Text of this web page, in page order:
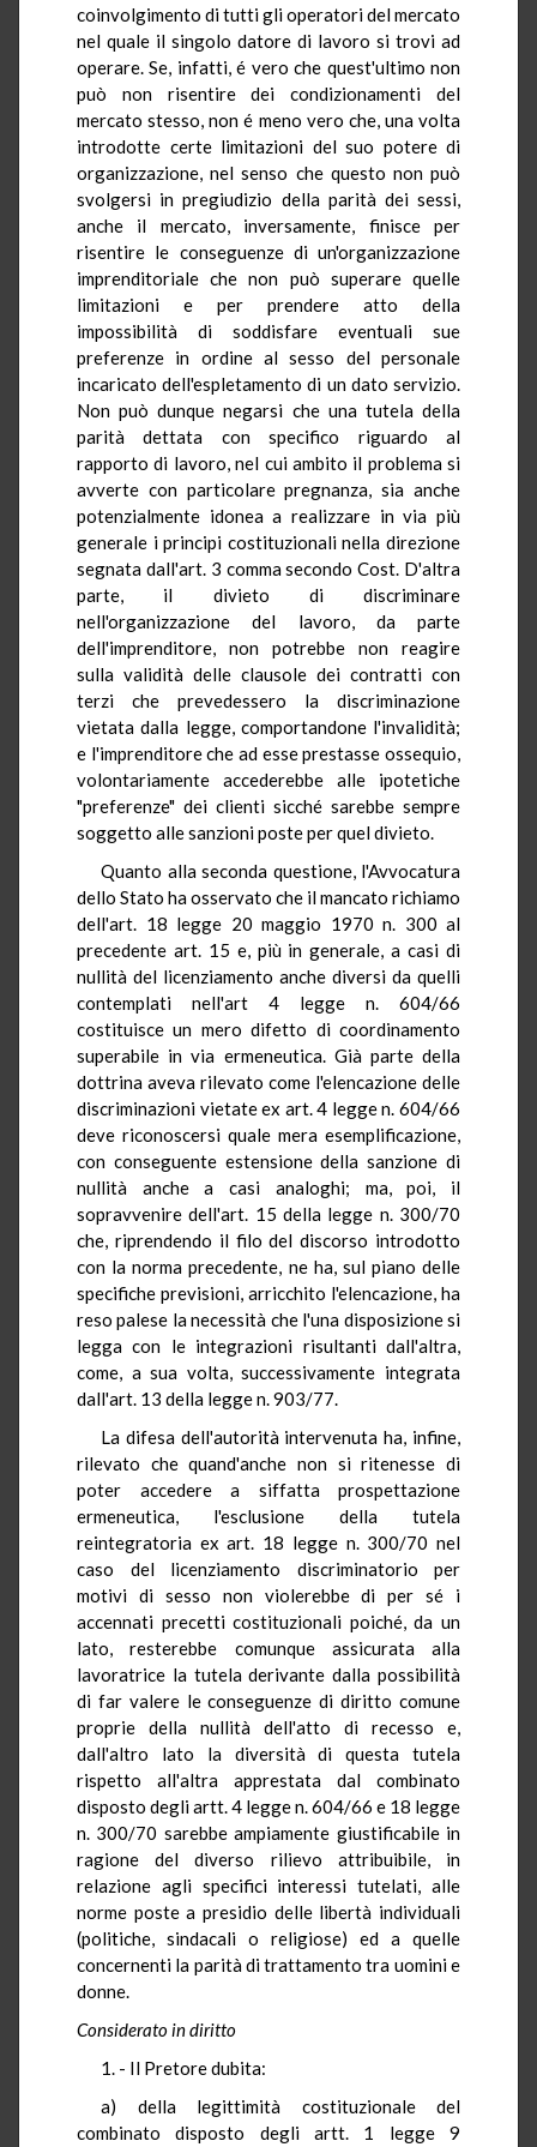
coinvolgimento di tutti gli operatori del mercato
nel quale il singolo datore di lavoro si trovi ad
operare. Se, infatti, é vero che quest'ultimo non
può non risentire dei condizionamenti del
mercato stesso, non é meno vero che, una volta
introdotte certe limitazioni del suo potere di
organizzazione, nel senso che questo non può
svolgersi in pregiudizio della parità dei sessi,
anche il mercato, inversamente, finisce per
risentire le conseguenze di un'organizzazione
imprenditoriale che non può superare quelle
limitazioni e per prendere atto della
impossibilità di soddisfare eventuali sue
preferenze in ordine al sesso del personale
incaricato dell'espletamento di un dato servizio.
Non può dunque negarsi che una tutela della
parità dettata con specifico riguardo al
rapporto di lavoro, nel cui ambito il problema si
avverte con particolare pregnanza, sia anche
potenzialmente idonea a realizzare in via più
generale i principi costituzionali nella direzione
segnata dall'art. 3 comma secondo Cost. D'altra
parte, il divieto di discriminare
nell'organizzazione del lavoro, da parte
dell'imprenditore, non potrebbe non reagire
sulla validità delle clausole dei contratti con
terzi che prevedessero la discriminazione
vietata dalla legge, comportandone l'invalidità;
e l'imprenditore che ad esse prestasse ossequio,
volontariamente accederebbe alle ipotetiche
"preferenze" dei clienti sicché sarebbe sempre
soggetto alle sanzioni poste per quel divieto.
Quanto alla seconda questione, l'Avvocatura
dello Stato ha osservato che il mancato richiamo
dell'art. 18 legge 20 maggio 1970 n. 300 al
precedente art. 15 e, più in generale, a casi di
nullità del licenziamento anche diversi da quelli
contemplati nell'art 4 legge n. 604/66
costituisce un mero difetto di coordinamento
superabile in via ermeneutica. Già parte della
dottrina aveva rilevato come l'elencazione delle
discriminazioni vietate ex art. 4 legge n. 604/66
deve riconoscersi quale mera esemplificazione,
con conseguente estensione della sanzione di
nullità anche a casi analoghi; ma, poi, il
sopravvenire dell'art. 15 della legge n. 300/70
che, riprendendo il filo del discorso introdotto
con la norma precedente, ne ha, sul piano delle
specifiche previsioni, arricchito l'elencazione, ha
reso palese la necessità che l'una disposizione si
legga con le integrazioni risultanti dall'altra,
come, a sua volta, successivamente integrata
dall'art. 13 della legge n. 903/77.
La difesa dell'autorità intervenuta ha, infine,
rilevato che quand'anche non si ritenesse di
poter accedere a siffatta prospettazione
ermeneutica, l'esclusione della tutela
reintegratoria ex art. 18 legge n. 300/70 nel
caso del licenziamento discriminatorio per
motivi di sesso non violerebbe di per sé i
accennati precetti costituzionali poiché, da un
lato, resterebbe comunque assicurata alla
lavoratrice la tutela derivante dalla possibilità
di far valere le conseguenze di diritto comune
proprie della nullità dell'atto di recesso e,
dall'altro lato la diversità di questa tutela
rispetto all'altra apprestata dal combinato
disposto degli artt. 4 legge n. 604/66 e 18 legge
n. 300/70 sarebbe ampiamente giustificabile in
ragione del diverso rilievo attribuibile, in
relazione agli specifici interessi tutelati, alle
norme poste a presidio delle libertà individuali
(politiche, sindacali o religiose) ed a quelle
concernenti la parità di trattamento tra uomini e
donne.
Considerato in diritto
1. - Il Pretore dubita:
a) della legittimità costituzionale del
combinato disposto degli artt. 1 legge 9